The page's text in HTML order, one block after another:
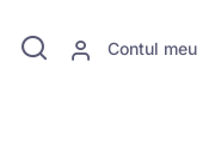
Contul meu